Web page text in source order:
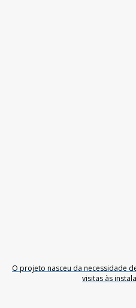
O projeto nasceu da necessidade
visitas às